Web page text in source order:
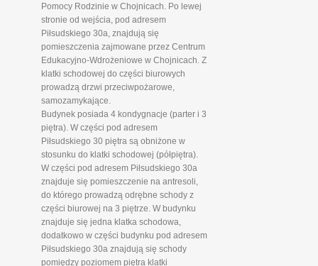
Pomocy Rodzinie w Chojnicach. Po lewej
stronie od wejścia, pod adresem
Piłsudskiego 30a, znajdują się
pomieszczenia zajmowane przez Centrum
Edukacyjno-Wdrożeniowe w Chojnicach. Z
klatki schodowej do części biurowych
prowadzą drzwi przeciwpożarowe,
samozamykające.
Budynek posiada 4 kondygnacje (parter i 3
piętra). W części pod adresem
Piłsudskiego 30 piętra są obniżone w
stosunku do klatki schodowej (półpiętra).
W części pod adresem Piłsudskiego 30a
znajduje się pomieszczenie na antresoli,
do którego prowadzą odrębne schody z
części biurowej na 3 piętrze. W budynku
znajduje się jedna klatka schodowa,
dodatkowo w części budynku pod adresem
Piłsudskiego 30a znajdują się schody
pomiędzy poziomem piętra klatki